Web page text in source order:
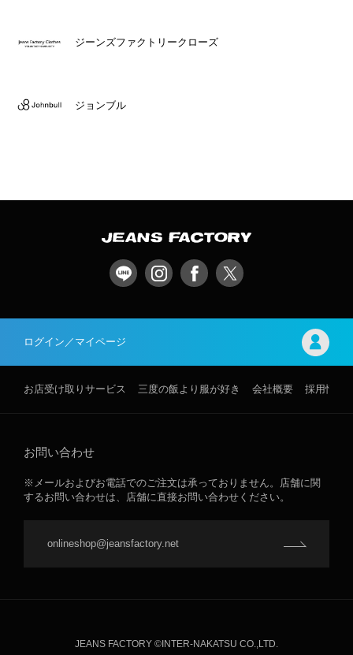
ジーンズファクトリークローズ
ジョンブル
ログイン／マイページ
お店受け取りサービス 三度の飯より服が好き 会社概要 採用情報
お問い合わせ
※メールおよびお電話でのご注文は承っておりません。店舗に関
するお問い合わせは、店舗に直接お問い合わせください。
onlineshop@jeansfactory.net
JEANS FACTORY ©INTER-NAKATSU CO.,LTD.